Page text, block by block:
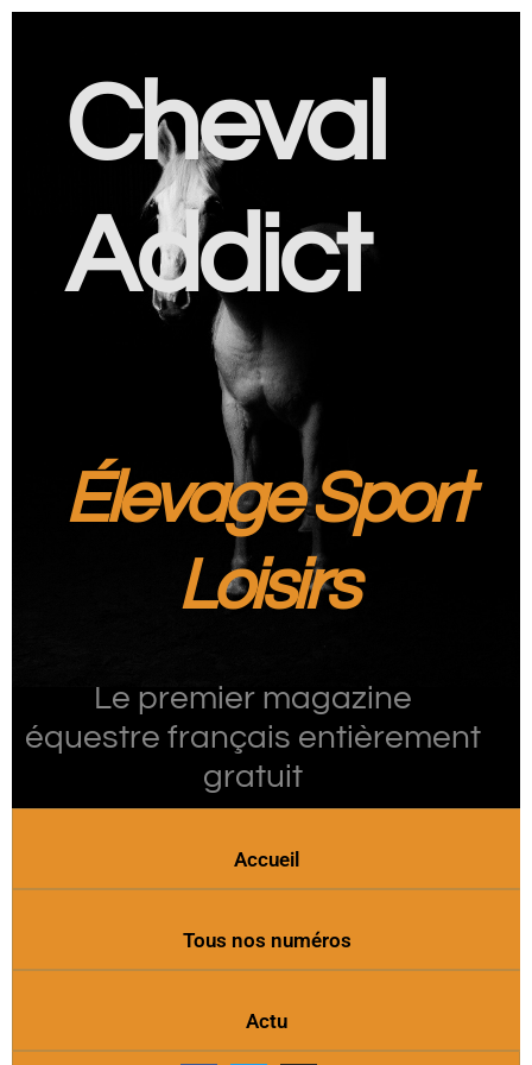
Cheval
Addict
Élevage Sport
Loisirs
Le premier magazine
équestre français entièrement
gratuit
Accueil
Tous nos numéros
Actu